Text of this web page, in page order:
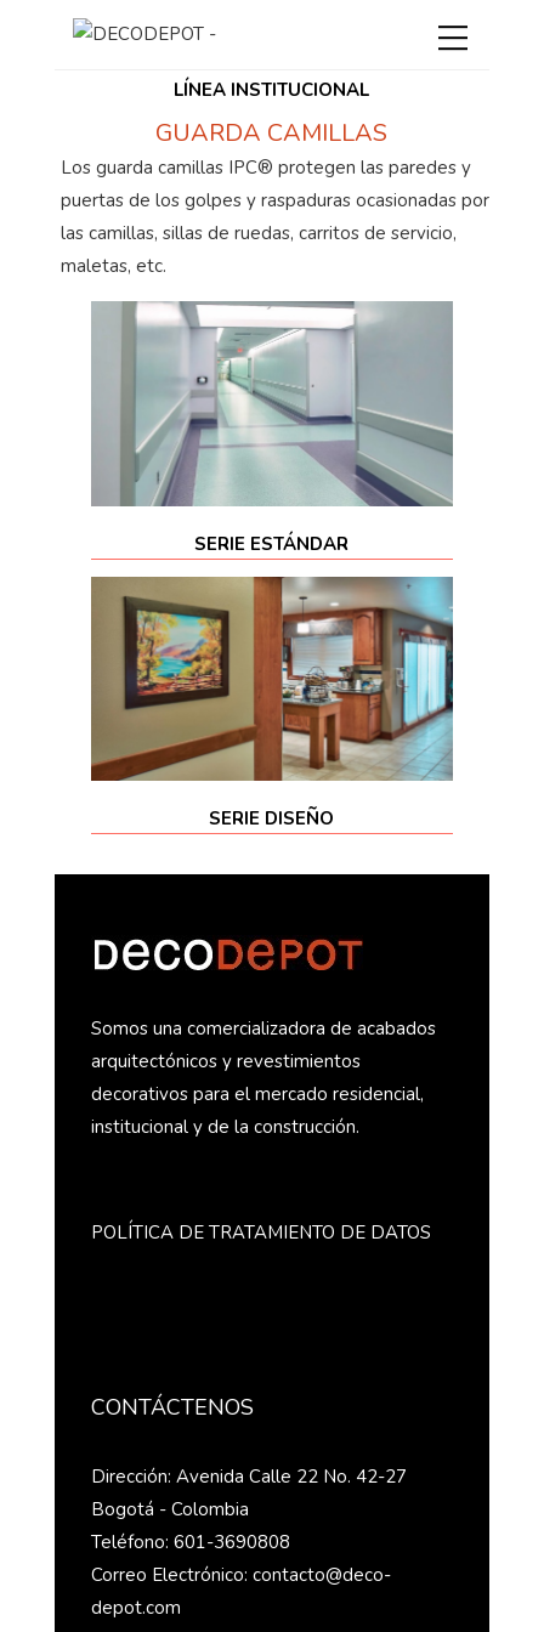
LÍNEA INSTITUCIONAL
GUARDA CAMILLAS
Los guarda camillas IPC® protegen las paredes y
puertas de los golpes y raspaduras ocasionadas por
las camillas, sillas de ruedas, carritos de servicio,
maletas, etc.
SERIE ESTÁNDAR
SERIE DISEÑO
Somos una comercializadora de acabados
arquitectónicos y revestimientos
decorativos para el mercado residencial,
institucional y de la construcción.
POLÍTICA DE TRATAMIENTO DE DATOS
CONTÁCTENOS
Dirección: Avenida Calle 22 No. 42-27
Bogotá - Colombia
Teléfono: 601-3690808
Correo Electrónico: contacto@deco-
depot.com